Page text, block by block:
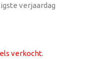
verjaardag
verkocht.